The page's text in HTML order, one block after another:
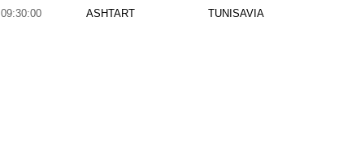
09:30:00 ASHTART TUNISAVIA